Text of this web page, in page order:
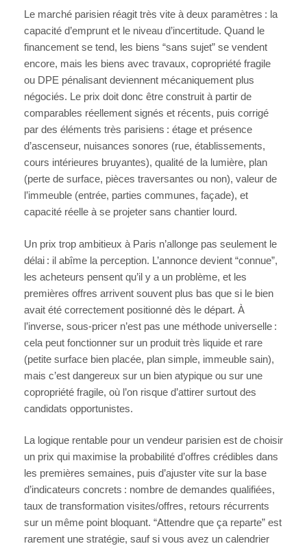
Le marché parisien réagit très vite à deux paramètres : la
capacité d’emprunt et le niveau d’incertitude. Quand le
financement se tend, les biens “sans sujet” se vendent
encore, mais les biens avec travaux, copropriété fragile
ou DPE pénalisant deviennent mécaniquement plus
négociés. Le prix doit donc être construit à partir de
comparables réellement signés et récents, puis corrigé
par des éléments très parisiens : étage et présence
d’ascenseur, nuisances sonores (rue, établissements,
cours intérieures bruyantes), qualité de la lumière, plan
(perte de surface, pièces traversantes ou non), valeur de
l’immeuble (entrée, parties communes, façade), et
capacité réelle à se projeter sans chantier lourd.
Un prix trop ambitieux à Paris n’allonge pas seulement le
délai : il abîme la perception. L’annonce devient “connue”,
les acheteurs pensent qu’il y a un problème, et les
premières offres arrivent souvent plus bas que si le bien
avait été correctement positionné dès le départ. À
l’inverse, sous-pricer n’est pas une méthode universelle :
cela peut fonctionner sur un produit très liquide et rare
(petite surface bien placée, plan simple, immeuble sain),
mais c’est dangereux sur un bien atypique ou sur une
copropriété fragile, où l’on risque d’attirer surtout des
candidats opportunistes.
La logique rentable pour un vendeur parisien est de choisir
un prix qui maximise la probabilité d’offres crédibles dans
les premières semaines, puis d’ajuster vite sur la base
d’indicateurs concrets : nombre de demandes qualifiées,
taux de transformation visites/offres, retours récurrents
sur un même point bloquant. “Attendre que ça reparte” est
rarement une stratégie, sauf si vous avez un calendrier